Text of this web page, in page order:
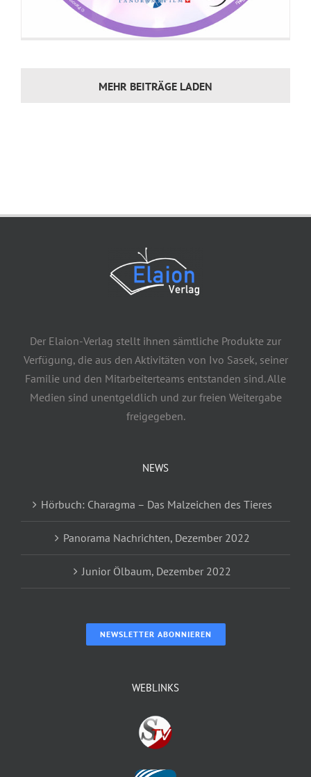
MEHR BEITRÄGE LADEN
Der Elaion-Verlag stellt ihnen sämtliche Produkte zur
Verfügung, die aus den Aktivitäten von Ivo Sasek, seiner
Familie und den Mitarbeiterteams entstanden sind. Alle
Medien sind unentgeldlich und zur freien Weitergabe
freigegeben.
NEWS
Hörbuch: Charagma – Das Malzeichen des Tieres
Panorama Nachrichten, Dezember 2022
Junior Ölbaum, Dezember 2022
NEWSLETTER ABONNIEREN
WEBLINKS